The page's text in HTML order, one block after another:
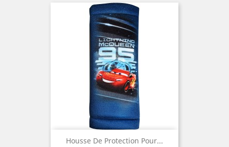
Housse De Protection Pour...